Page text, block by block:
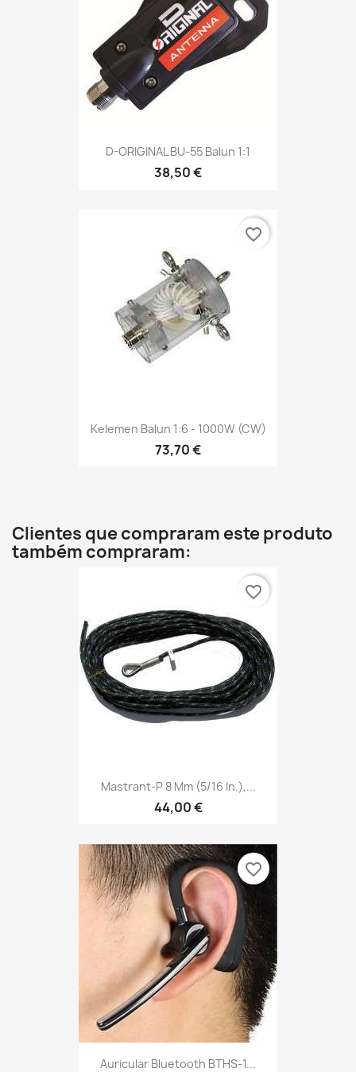
D-ORIGINAL BU-55 Balun 1:1
38,50 €
Kelemen Balun 1:6 - 1000W (CW)
73,70 €
favorite_border
Clientes que compraram este produto
também compraram:
Mastrant-P 8 Mm (5/16 In.),...
44,00 €
favorite_border
Auricular Bluetooth BTHS-1...
favorite_border